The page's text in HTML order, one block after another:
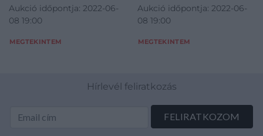
méret: 53
Aukció időpontja: 2022-06-
08 19:00
MEGTEKINTEM
méret: 57
Aukció időpontja: 2022-06-
08 19:00
MEGTEKINTEM
Hírlevél feliratkozás